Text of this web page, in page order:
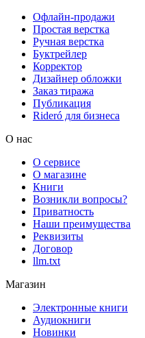
Офлайн-продажи
Простая верстка
Ручная верстка
Буктрейлер
Корректор
Дизайнер обложки
Заказ тиража
Публикация
Rideró для бизнеса
О нас
О сервисе
О магазине
Книги
Возникли вопросы?
Приватность
Наши преимущества
Реквизиты
Договор
llm.txt
Магазин
Электронные книги
Аудиокниги
Новинки